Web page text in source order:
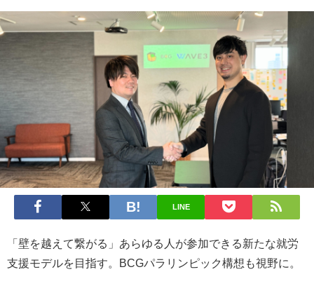
LINE
「壁を越えて繋がる」あらゆる人が参加できる新たな就労
支援モデルを目指す。BCGパラリンピック構想も視野に。